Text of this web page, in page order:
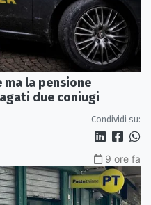
ma la pensione
due coniugi
Condividi su:
9 ore fa